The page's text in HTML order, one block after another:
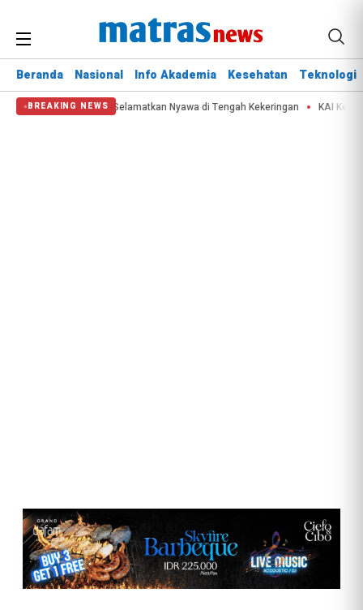
Beranda Nasional Info Akademia Kesehatan Teknologi
BREAKING NEWS
BNPB: Destana Selamatkan Nyawa di Tengah Kekeringan KAI Kelola